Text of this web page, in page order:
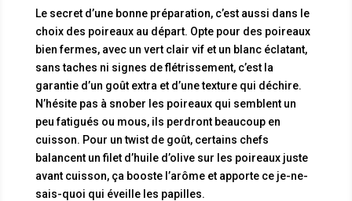
Le secret d’une bonne préparation, c’est aussi dans le
choix des poireaux au départ. Opte pour des poireaux
bien fermes, avec un vert clair vif et un blanc éclatant,
sans taches ni signes de flétrissement, c’est la
garantie d’un goût extra et d’une texture qui déchire.
N’hésite pas à snober les poireaux qui semblent un
peu fatigués ou mous, ils perdront beaucoup en
cuisson. Pour un twist de goût, certains chefs
balancent un filet d’huile d’olive sur les poireaux juste
avant cuisson, ça booste l’arôme et apporte ce je-ne-
sais-quoi qui éveille les papilles.